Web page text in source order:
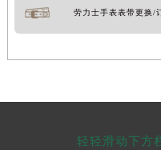
劳力士手表表带更换/
轻轻滑动下方